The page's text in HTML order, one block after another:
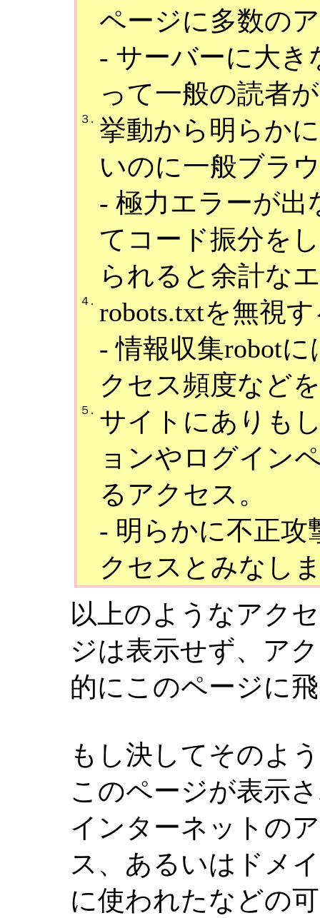
ページに多数の
- サーバーに大き
って一般の読者
３. 挙動から明らか
いのに一般ブラ
- 極力エラーが
てコード振分を
られると余計な
４. robots.txtを無視
- 情報収集robot
クセス頻度など
５. サイトにありも
ョンやログイン
るアクセス。
- 明らかに不正
クセスとみなし
以上のようなアク
ジは表示せず、ア
的にこのページに
もし決してそのよ
このページが表示
インターネットの
ス、あるいはドメ
に使われたなどの